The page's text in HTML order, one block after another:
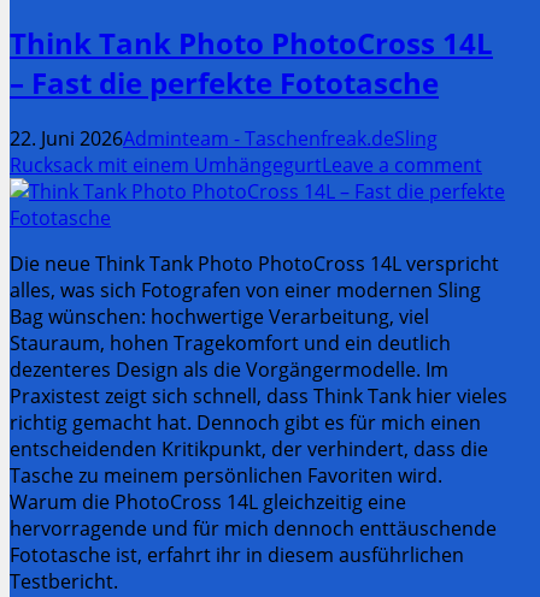
Think Tank Photo PhotoCross 14L
– Fast die perfekte Fototasche
22. Juni 2026Adminteam - Taschenfreak.deSling
Rucksack mit einem UmhängegurtLeave a comment
Die neue Think Tank Photo PhotoCross 14L verspricht
alles, was sich Fotografen von einer modernen Sling
Bag wünschen: hochwertige Verarbeitung, viel
Stauraum, hohen Tragekomfort und ein deutlich
dezenteres Design als die Vorgängermodelle. Im
Praxistest zeigt sich schnell, dass Think Tank hier vieles
richtig gemacht hat. Dennoch gibt es für mich einen
entscheidenden Kritikpunkt, der verhindert, dass die
Tasche zu meinem persönlichen Favoriten wird.
Warum die PhotoCross 14L gleichzeitig eine
hervorragende und für mich dennoch enttäuschende
Fototasche ist, erfahrt ihr in diesem ausführlichen
Testbericht.